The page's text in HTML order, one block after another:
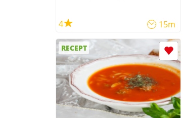
4 15m
RECEPT